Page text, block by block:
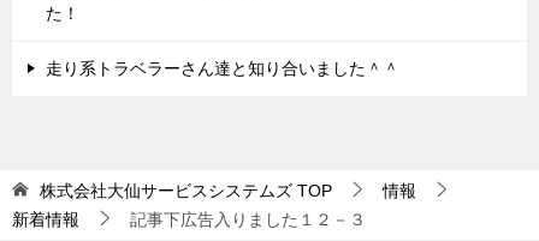
た！
走り系トラベラーさん達と知り合いました＾＾
株式会社大仙サービスシステムズ TOP
情報
新着情報
記事下広告入りました１２－３